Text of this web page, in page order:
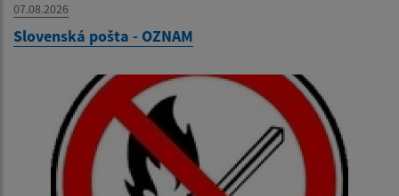
07.08.2026
Slovenská pošta - OZNAM